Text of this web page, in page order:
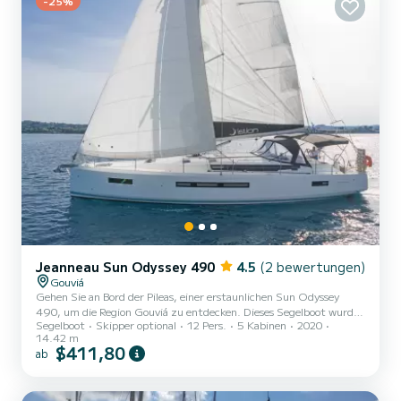
Jeanneau Sun Odyssey 490 4.5 (2 bewertungen)
Gouviá
Gehen Sie an Bord der Pileas, einer erstaunlichen Sun Odyssey
490, um die Region Gouviá zu entdecken. Dieses Segelboot wurde
2020 gebaut, um umfassenden Komfort und Leistung auf See zu
gewährleisten. Das Boot verfügt über 5 voll ausgestattete Kabinen
und bietet Platz für 12 Personen. Mit einer Gesamtlänge von 14
Segelboot Skipper optional 12 Pers. 5 Kabinen
2020
14.42 m
ab $411,80